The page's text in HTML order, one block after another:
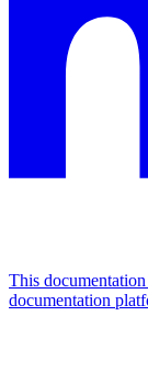
This
documentation